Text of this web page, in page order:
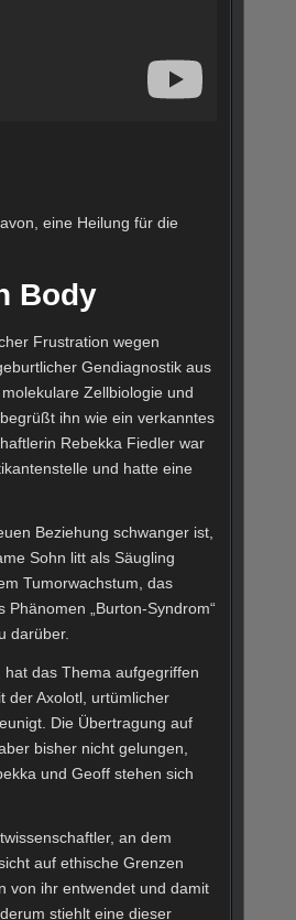
eine Heilung für die
Body
Frustration wegen
Gendiagnostik aus
Zellbiologie und
ihn wie ein verkanntes
Rebekka Fiedler war
und hatte eine
Beziehung schwanger ist,
Sohn litt als Säugling
Tumorwachstum, das
„Burton-Syndrom“
darüber.
das Thema aufgegriffen
der Axolotl, urtümlicher
Die Übertragung auf
bisher nicht gelungen,
und Geoff stehen sich
an dem
auf ethische Grenzen
von ihr entwendet und damit
stiehlt eine dieser